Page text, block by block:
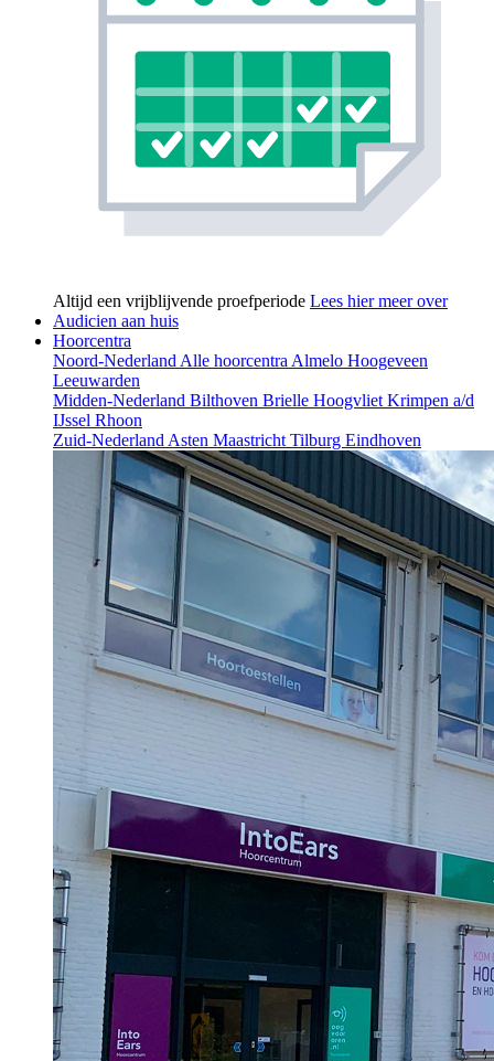
Altijd een vrijblijvende proefperiode Lees hier meer over
Audicien aan huis
Hoorcentra
Noord-Nederland Alle hoorcentra Almelo Hoogeveen
Leeuwarden
Midden-Nederland Bilthoven Brielle Hoogvliet Krimpen a/d
IJssel Rhoon
Zuid-Nederland Asten Maastricht Tilburg Eindhoven